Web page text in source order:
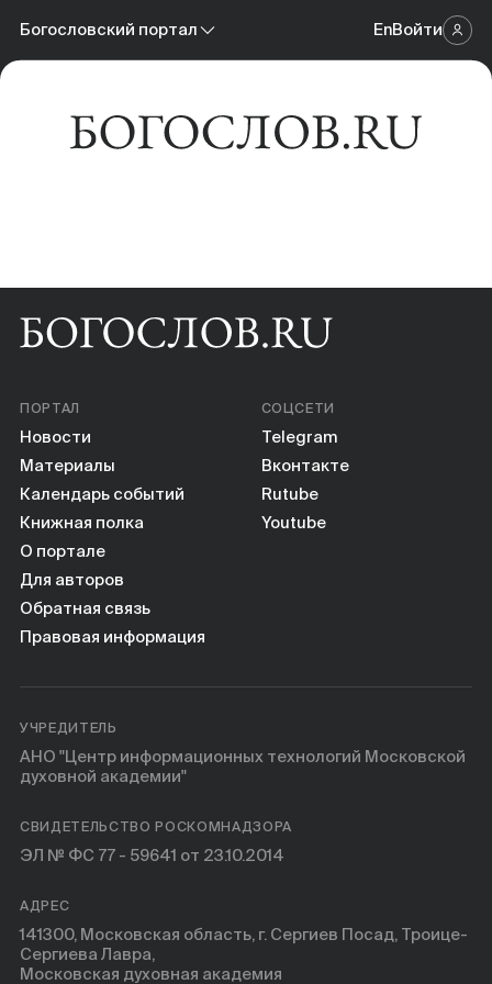
Богословский портал
Богословский портал
EnВойти
Новости
Научные инструменты
ПОРТАЛ
Новости
Материалы
Календарь событий
Книжная полка
О портале
Для авторов
Обратная связь
Правовая информация
СОЦСЕТИ
Telegram
Вконтакте
Rutube
Youtube
УЧРЕДИТЕЛЬ
АНО "Центр информационных технологий Московской
духовной академии"
СВИДЕТЕЛЬСТВО РОСКОМНАДЗОРА
ЭЛ № ФС 77 - 59641 от 23.10.2014
АДРЕС
141300, Московская область, г. Сергиев Посад, Троице-
Сергиева Лавра,
Московская духовная академия